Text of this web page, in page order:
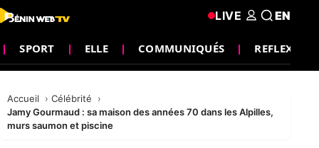
SPORT ELLE COMMUNIQUÉS REFLEXION
LIVE EN
Accueil
Célébrité
Jamy Gourmaud : sa maison des années 70 dans les Alpilles,
murs saumon et piscine